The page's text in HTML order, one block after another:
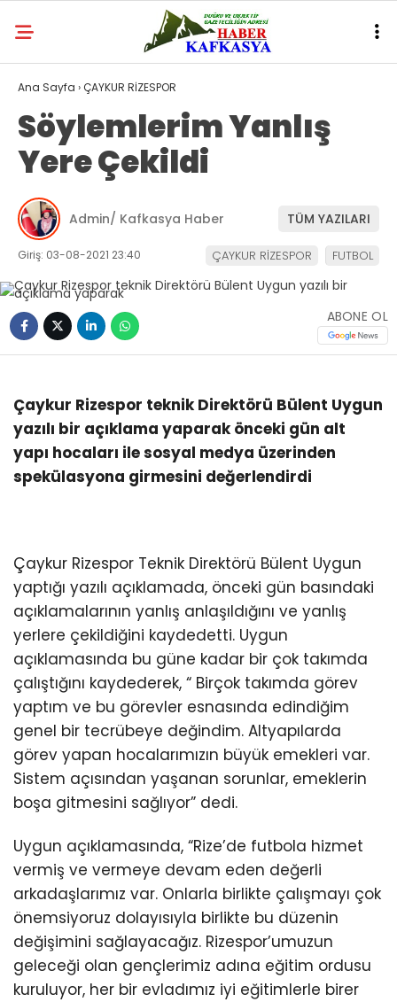
Ana Sayfa ›ÇAYKUR RİZESPOR
Söylemlerim Yanlış
Yere Çekildi
Admin/ Kafkasya Haber TÜM YAZILARI
Giriş: 03-08-2021 23:40 ÇAYKUR RİZESPOR FUTBOL
ABONE OL
Çaykur Rizespor teknik Direktörü Bülent Uygun
yazılı bir açıklama yaparak önceki gün alt
yapı hocaları ile sosyal medya üzerinden
spekülasyona girmesini değerlendirdi
Çaykur Rizespor Teknik Direktörü Bülent Uygun
yaptığı yazılı açıklamada, önceki gün basındaki
açıklamalarının yanlış anlaşıldığını ve yanlış
yerlere çekildiğini kaydedetti. Uygun
açıklamasında bu güne kadar bir çok takımda
çalıştığını kaydederek, “ Birçok takımda görev
yaptım ve bu görevler esnasında edindiğim
genel bir tecrübeye değindim. Altyapılarda
görev yapan hocalarımızın büyük emekleri var.
Sistem açısından yaşanan sorunlar, emeklerin
boşa gitmesini sağlıyor” dedi.
Uygun açıklamasında, “Rize’de futbola hizmet
vermiş ve vermeye devam eden değerli
arkadaşlarımız var. Onlarla birlikte çalışmayı çok
önemsiyoruz dolayısıyla birlikte bu düzenin
değişimini sağlayacağız. Rizespor’umuzun
geleceği olan gençlerimiz adına eğitim ordusu
kuruluyor, her bir evladımız iyi eğitimlerle birer